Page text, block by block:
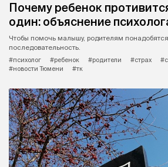
Почему ребенок
один: объяснение
Чтобы помочь малышу, родителям
последовательность.
#психолог
#ребенок #родители #страх
#новости Тюмени
#тк